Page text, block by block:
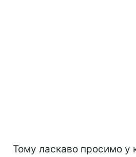
Тому ласкаво просимо у